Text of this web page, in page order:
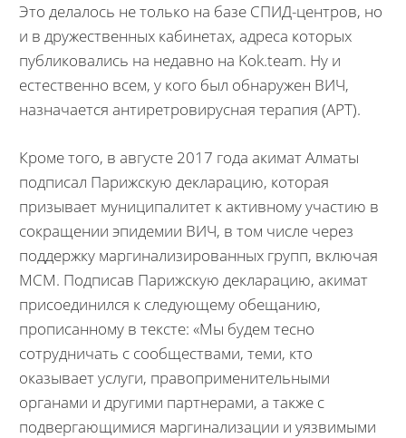
Это делалось не только на базе СПИД-центров, но
и в дружественных кабинетах, адреса которых
публиковались на недавно на Kok.team. Ну и
естественно всем, у кого был обнаружен ВИЧ,
назначается антиретровирусная терапия (АРТ).
Кроме того, в августе 2017 года акимат Алматы
подписал Парижскую декларацию, которая
призывает муниципалитет к активному участию в
сокращении эпидемии ВИЧ, в том числе через
поддержку маргинализированных групп, включая
МСМ. Подписав Парижскую декларацию, акимат
присоединился к следующему обещанию,
прописанному в тексте: «Мы будем тесно
сотрудничать с сообществами, теми, кто
оказывает услуги, правоприменительными
органами и другими партнерами, а также с
подвергающимися маргинализации и уязвимыми